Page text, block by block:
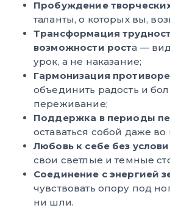
Пробуждение
таланты, о которых вы,
Трансформация
возможности роста —
урок, а не наказание;
Гармонизация
объединить радость и
переживание;
Поддержка в периоды
оставаться собой даже
Любовь к себе без
свои светлые и темные
Соединение с энергией
чувствовать опору под
ни шли.